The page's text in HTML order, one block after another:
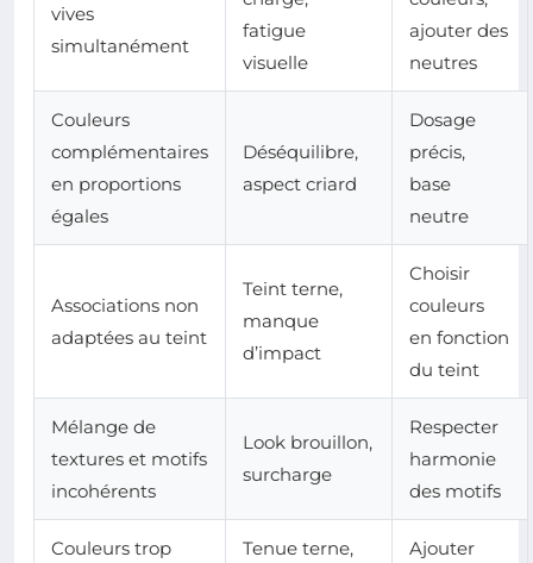
vives
simultanément
fatigue
visuelle
ajouter des
neutres
Couleurs
complémentaires
en proportions
égales
Déséquilibre,
aspect criard
Dosage
précis,
base
neutre
Associations non
adaptées au teint
Teint terne,
manque
d’impact
Choisir
couleurs
en fonction
du teint
Mélange de
textures et motifs
incohérents
Look brouillon,
surcharge
Respecter
harmonie
des motifs
Couleurs trop
Tenue terne,
Ajouter